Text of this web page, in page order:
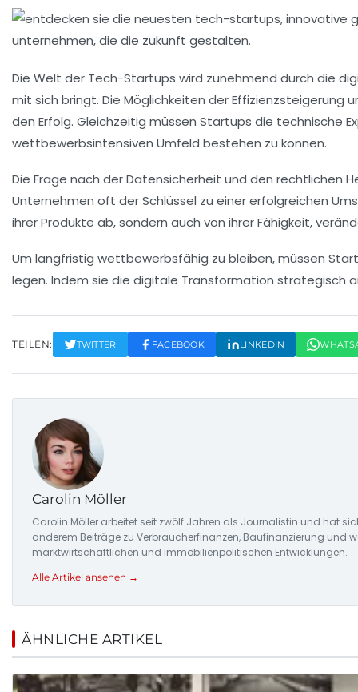
Die Welt der Tech-Startups wird zunehmend durch die
mit sich bringt. Die Möglichkeiten derEffizienzsteigerung
den Erfolg. Gleichzeitig müssen Startups die technische
wettbewerbsintensiven Umfeld bestehen zu können.
Die Frage nach derDatensicherheit und den rechtlichen
Unternehmen oft der Schlüssel zu einer erfolgreichen
ihrer Produkte ab, sondern auch von ihrer Fähigkeit,
Um langfristig wettbewerbsfähig zu bleiben, müssen
legen. Indem sie die digitale Transformation strategisch
TEILEN: TWITTER FACEBOOK LINKEDIN
Carolin Möller
Carolin Möller arbeitet seit zwölf Jahren als Journalistin und hat
anderem Beiträge zu Verbraucherfinanzen, Baufinanzierung und
marktwirtschaftlichen und immobilienpolitischen Entwicklungen.
Alle Artikel ansehen →
ÄHNLICHE ARTIKEL